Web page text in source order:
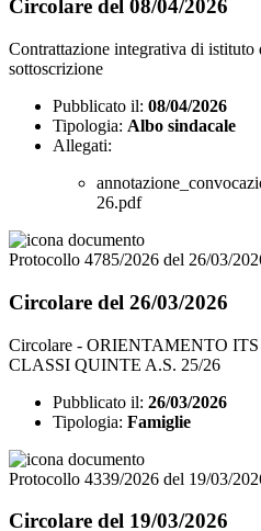
Circolare del 08/04/2026
Contrattazione integrativa di
sottoscrizione
Pubblicato il: 08/04/2026
Tipologia: Albo sindacale
Allegati:
26.pdf
Protocollo 4785/2026 del 26/03/
Circolare del 26/03/2026
Circolare - ORIENTAMENTO
CLASSI QUINTE A.S. 25/26
Pubblicato il: 26/03/2026
Tipologia: Famiglie
Protocollo 4339/2026 del 19/03/
Circolare del 19/03/2026